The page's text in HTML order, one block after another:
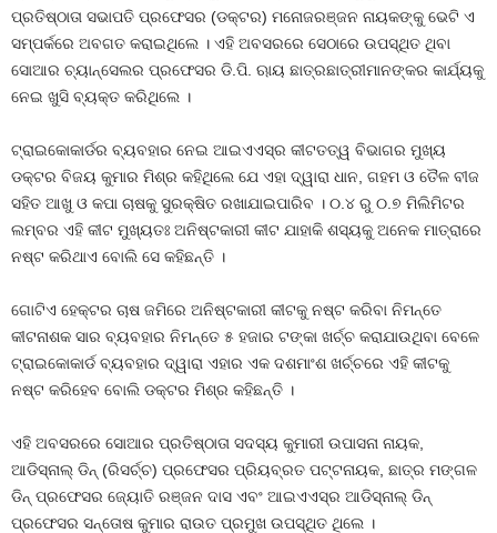
ପ୍ରତିଷ୍ଠାତା ସଭାପତି ପ୍ରଫେସର (ଡକ୍ଟର) ମନୋଜରଞ୍ଜନ ନାୟକଙ୍କୁ ଭେଟି ଏ
ସମ୍ପର୍କରେ ଅବଗତ କରାଇଥିଲେ । ଏହି ଅବସରରେ ସେଠାରେ ଉପସ୍ଥିତ ଥିବା
ସୋଆର ଚ୍ୟାନ୍‌ସେଲର ପ୍ରଫେସର ଡି.ପି. ଋାୟ ଛାତ୍ରଛାତ୍ରୀମାନଙ୍କର କାର୍ଯ୍ୟକୁ
ନେଇ ଖୁସି ବ୍ୟକ୍ତ କରିଥିଲେ ।
ଟ୍ରାଇକୋକାର୍ଡର ବ୍ୟବହାର ନେଇ ଆଇଏଏସ୍‌ର କୀଟତତ୍ୱ ବିଭାଗର ମୁଖ୍ୟ
ଡକ୍ଟର ବିଜୟ କୁମାର ମିଶ୍ର କହିଥିଲେ ଯେ ଏହା ଦ୍ୱାରା ଧାନ, ଗହମ ଓ ତୈଳ ବୀଜ
ସହିତ ଆଖୁ ଓ କପା ଚାଷକୁ ସୁରକ୍ଷିତ ରଖାଯାଇପାରିବ । ୦.୪ ରୁ ୦.୭ ମିଲିମିଟର
ଲମ୍ବର ଏହି କୀଟ ମୁଖ୍ୟତଃ ଅନିଷ୍ଟକାରୀ କୀଟ ଯାହାକି ଶସ୍ୟକୁ ଅନେକ ମାତ୍ରାରେ
ନଷ୍ଟ କରିଥାଏ ବୋଲି ସେ କହିଛନ୍ତି ।
ଗୋଟିଏ ହେକ୍ଟର ଚାଷ ଜମିରେ ଅନିଷ୍ଟକାରୀ କୀଟକୁ ନଷ୍ଟ କରିବା ନିମନ୍ତେ
କୀଟନାଶକ ସାର ବ୍ୟବହାର ନିମନ୍ତେ ୫ ହଜାର ଟଙ୍କା ଖର୍ଚ୍ଚ କରାଯାଉଥିବା ବେଳେ
ଟ୍ରାଇକୋକାର୍ଡ ବ୍ୟବହାର ଦ୍ୱାରା ଏହାର ଏକ ଦଶମାଂଶ ଖର୍ଚ୍ଚରେ ଏହି କୀଟକୁ
ନଷ୍ଟ କରିହେବ ବୋଲି ଡକ୍ଟର ମିଶ୍ର କହିଛନ୍ତି ।
ଏହି ଅବସରରେ ସୋଆର ପ୍ରତିଷ୍ଠାତା ସଦସ୍ୟ କୁମାରୀ ଉପାସନା ନାୟକ,
ଆଡିସ୍‌ନାଲ୍ ଡିନ୍ (ରିସର୍ଚ୍ଚ) ପ୍ରଫେସର ପ୍ରିୟବ୍ରତ ପଟ୍ଟନାୟକ, ଛାତ୍ର ମଙ୍ଗଳ
ଡିନ୍ ପ୍ରଫେସର ଜ୍ୟୋତି ରଞ୍ଜନ ଦାସ ଏବଂ ଆଇଏଏସ୍‌ର ଆଡିସ୍‌ନାଲ୍ ଡିନ୍
ପ୍ରଫେସର ସନ୍ତୋଷ କୁମାର ରାଉତ ପ୍ରମୁଖ ଉପସ୍ଥିତ ଥିଲେ ।